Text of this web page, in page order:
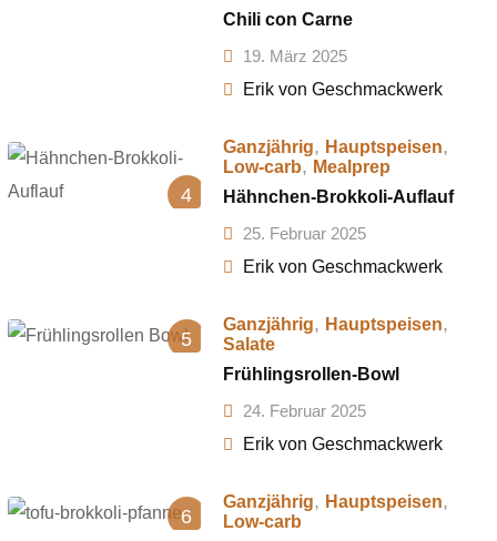
Chili con Carne
19. März 2025
Erik von Geschmackwerk
4
Ganzjährig, Hauptspeisen,
Low-carb, Mealprep
Hähnchen-Brokkoli-Auflauf
25. Februar 2025
Erik von Geschmackwerk
5
Ganzjährig, Hauptspeisen,
Salate
Frühlingsrollen-Bowl
24. Februar 2025
Erik von Geschmackwerk
6
Ganzjährig, Hauptspeisen,
Low-carb